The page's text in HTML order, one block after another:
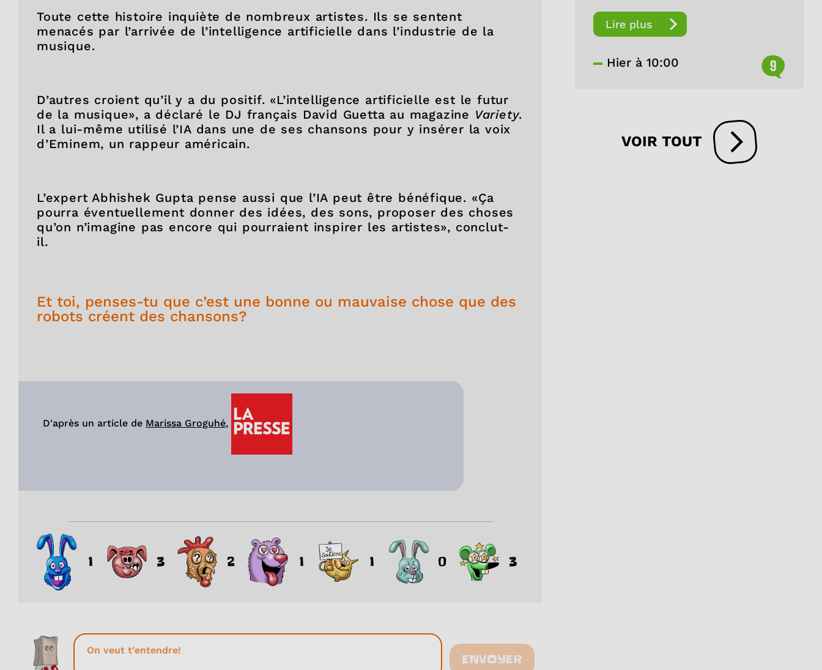
Toute cette histoire inquiète de nombreux artistes. Ils se sentent
menacés par l’arrivée de l’intelligence artificielle dans l’industrie de la
musique.
D’autres croient qu’il y a du positif. «L’intelligence artificielle est le futur
de la musique», a déclaré le DJ français David Guetta au magazine Variety.
Il a lui-même utilisé l’IA dans une de ses chansons pour y insérer la voix
d’Eminem, un rappeur américain.
L’expert Abhishek Gupta pense aussi que l’IA peut être bénéfique. «Ça
pourra éventuellement donner des idées, des sons, proposer des choses
qu’on n’imagine pas encore qui pourraient inspirer les artistes», conclut-
il.
Et toi, penses-tu que c’est une bonne ou mauvaise chose que des
robots créent des chansons?
D'après un article de Marissa Groguhé,
1 3 2 1 1 0 3
ENVOYER
Lire plus
Hier à 10:00 9
VOIR TOUT